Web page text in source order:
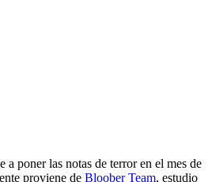
a poner las notas de terror en el mes de
proviene de Bloober Team, estudio